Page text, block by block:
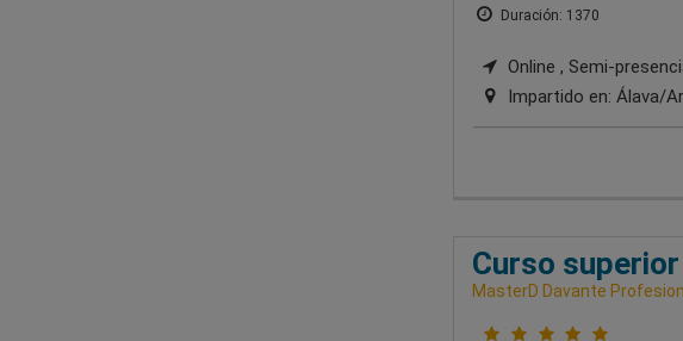
Duración: 1370
Online , Semi-
Impartido en: Álava/
Curso
MasterD Davante